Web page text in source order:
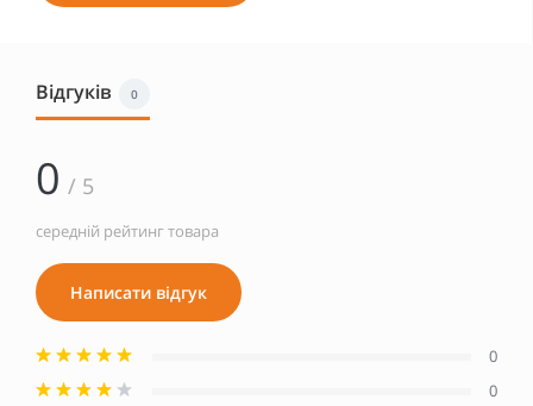
Відгуків 0
0 / 5
середній рейтинг товара
Написати відгук
0
0